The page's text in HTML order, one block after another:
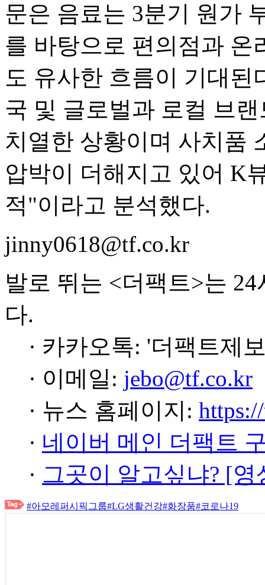
문은 음료는 3분기 원가
를 바탕으로 편의점과 온
도 유사한 흐름이 기대
국 및 글로벌과 로컬 브
치열한 상황이며 사치품
압박이 더해지고 있어 K
적"이라고 분석했다.
jinny0618@tf.co.kr
발로 뛰는 <더팩트>는
다.
· 카카오톡: '더팩트제
· 이메일: jebo@tf.co.kr
· 뉴스 홈페이지:
· 네이버 메인 더팩트
· 그곳이 알고싶냐? [
#아모레퍼시픽그룹#LG생활건강#화장품#코로나19